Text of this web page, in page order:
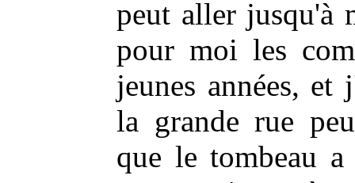
peut aller jusqu'à
pour moi les
jeunes années,
la grande rue
que le tombeau